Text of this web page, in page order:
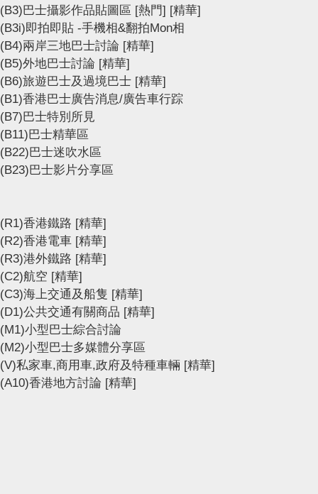
(B3)巴士攝影作品貼圖區 [熱門] [精華]
(B3i)即拍即貼 -手機相&翻拍Mon相
(B4)兩岸三地巴士討論 [精華]
(B5)外地巴士討論 [精華]
(B6)旅遊巴士及過境巴士 [精華]
(B1)香港巴士廣告消息/廣告車行踪
(B7)巴士特別所見
(B11)巴士精華區
(B22)巴士迷吹水區
(B23)巴士影片分享區
(R1)香港鐵路 [精華]
(R2)香港電車 [精華]
(R3)港外鐵路 [精華]
(C2)航空 [精華]
(C3)海上交通及船隻 [精華]
(D1)公共交通有關商品 [精華]
(M1)小型巴士綜合討論
(M2)小型巴士多媒體分享區
(V)私家車,商用車,政府及特種車輛 [精華]
(A10)香港地方討論 [精華]